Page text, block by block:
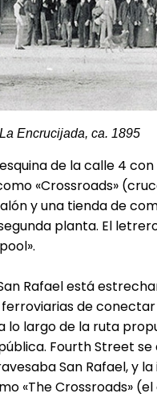
La Encrucijada, ca. 1895
de la calle 4
«Crossroads»
y una tienda de
planta. El
Rafael está
de
lo largo de la ruta
Fourth Street
San Rafael, y
«The Crossroads»